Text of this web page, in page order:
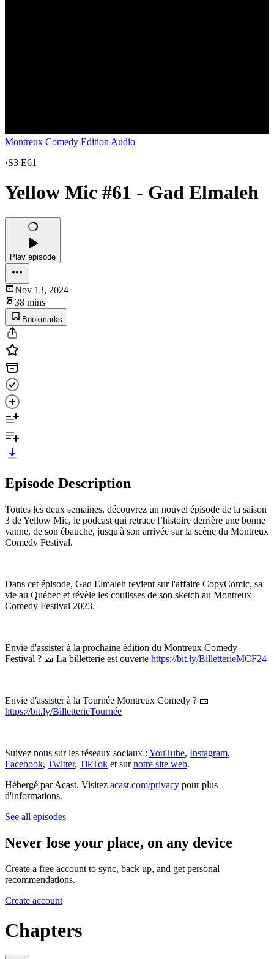
Montreux Comedy Edition Audio
·S3 E61
Yellow Mic #61 - Gad Elmaleh
Play episode
Nov 13, 2024
38 mins
Bookmarks
Episode Description
Toutes les deux semaines, découvrez un nouvel épisode de la saison
3 de Yellow Mic, le podcast qui retrace l’histoire derrière une bonne
vanne, de son ébauche, jusqu'à son arrivée sur la scène du Montreux
Comedy Festival.
Dans cet épisode, Gad Elmaleh revient sur l'affaire CopyComic, sa
vie au Québec et révèle les coulisses de son sketch au Montreux
Comedy Festival 2023.
Envie d'assister à la prochaine édition du Montreux Comedy
Festival ? 🎫 La billetterie est ouverte https://bit.ly/BilletterieMCF24
Envie d'assister à la Tournée Montreux Comedy ? 🎫
https://bit.ly/BilletterieTournée
Suivez nous sur les réseaux sociaux : YouTube, Instagram,
Facebook, Twitter, TikTok et surnotre site web.
Hébergé par Acast. Visitez acast.com/privacy pour plus
d'informations.
See all episodes
Never lose your place, on any device
Create a free account to sync, back up, and get personal
recommendations.
Create account
Chapters